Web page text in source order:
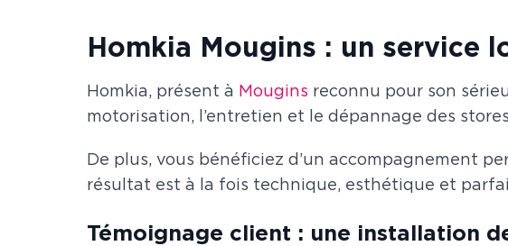
Homkia Mougins : un service
Homkia, présent à Mougins reconnu pour son
motorisation, l’entretien et le dépannage des
De plus, vous bénéficiez d’un accompagnement
résultat est à la fois technique, esthétique et
Témoignage client : une installation